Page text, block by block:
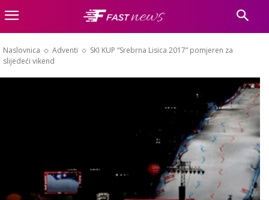
Naslovnica Adventi
SKI KUP “Srebrna Lisica 2017” pomjeren za
slijedeći vikend